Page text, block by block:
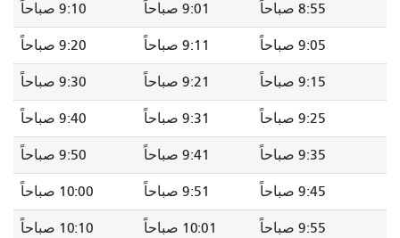
8:55 صباحاً 9:01 صباحاً 9:10 صباحاً
9:05 صباحاً 9:11 صباحاً 9:20 صباحاً
9:15 صباحاً 9:21 صباحاً 9:30 صباحاً
9:25 صباحاً 9:31 صباحاً 9:40 صباحاً
9:35 صباحاً 9:41 صباحاً 9:50 صباحاً
9:45 صباحاً 9:51 صباحاً 10:00 صباحاً
9:55 صباحاً 10:01 صباحاً 10:10 صباحاً